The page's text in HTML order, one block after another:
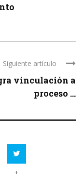
Siguiente artículo
vinculación a
proceso ...
+